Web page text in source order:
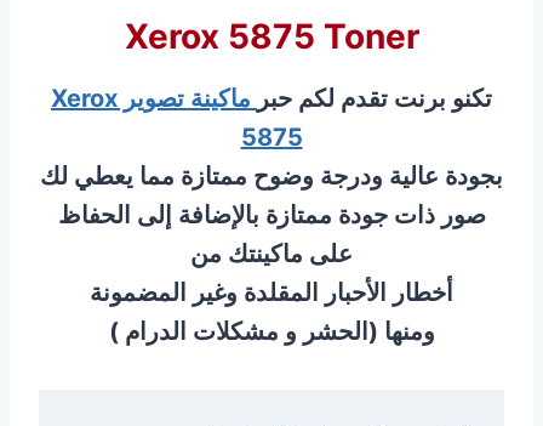
Xerox 5875 Toner
تكنو برنت تقدم لكم حبر
ماكينة تصوير Xerox
5875
بجودة عالية ودرجة وضوح ممتازة مما يعطي لك
صور ذات جودة ممتازة بالإضافة إلى الحفاظ
على ماكينتك من
أخطار الأحبار المقلدة وغير المضمونة
ومنها (الحشر و مشكلات الدرام )